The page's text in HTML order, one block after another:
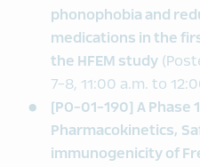
phonophobia and
medications in the
the HFEM study
7-8, 11:00 a.m. to
[PO-01-190] A Phase
Pharmacokinetics,
immunogenicity of